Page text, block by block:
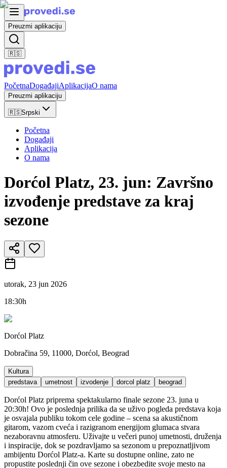
Preuzmi aplikaciju
🇷🇸
PočetnaDogađajiAplikacijaO nama
Preuzmi aplikaciju
🇷🇸Srpski
Početna
Događaji
Aplikacija
O nama
Dorćol Platz, 23. jun: Završno
izvođenje predstave za kraj
sezone
utorak, 23 jun 2026
18:30h
Dorćol Platz
Dobračina 59, 11000, Dorćol, Beograd
Kultura
predstava
umetnost izvodenje dorcol platz beograd
Dorćol Platz priprema spektakularno finale sezone 23. juna u
20:30h! Ovo je poslednja prilika da se uživo pogleda predstava koja
je osvajala publiku tokom cele godine – scena sa akustičnom
gitarom, vazom cveća i razigranom energijom glumaca stvara
nezaboravnu atmosferu. Uživajte u večeri punoj umetnosti, druženja
i inspiracije, dok se pozdravljamo sa sezonom u prepoznatljivom
ambijentu Dorćol Platz-a. Karte su dostupne online, zato ne
propustite poslednji čin ove sezone i obezbedite svoje mesto na